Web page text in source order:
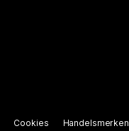
Cookies Handelsmerken